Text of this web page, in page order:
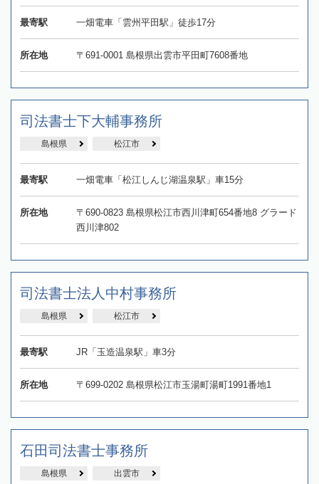
最寄駅 一畑電車「雲州平田駅」徒歩17分
所在地 〒691-0001 島根県出雲市平田町7608番地
司法書士下大輔事務所
島根県 松江市
最寄駅 一畑電車「松江しんじ湖温泉駅」車15分
所在地
〒690-0823 島根県松江市西川津町654番地8 グラード
西川津802
司法書士法人中村事務所
島根県 松江市
最寄駅 JR「玉造温泉駅」車3分
所在地 〒699-0202 島根県松江市玉湯町湯町1991番地1
石田司法書士事務所
島根県 出雲市